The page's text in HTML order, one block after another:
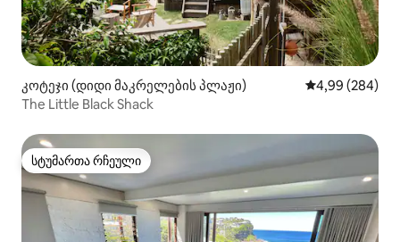
კოტეჯი (დიდი მაკრელების პლაჟი) საშუალო
4,99 (284)
The Little Black Shack
სტუმართა რჩეული
სტუმართა რჩეული